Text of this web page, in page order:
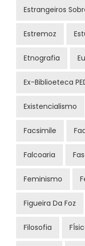
Estrangeiros
Estremoz
Etnografia
Ex-Biblioeteca
Existencialismo
Facsimile
Falcoaria
Feminismo
Figueira Da Foz
Filosofia